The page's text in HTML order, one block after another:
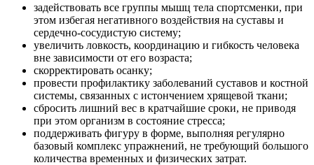
задействовать все группы мышц тела спортсменки, при
этом избегая негативного воздействия на суставы и
сердечно-сосудистую систему;
увеличить ловкость, координацию и гибкость человека
вне зависимости от его возраста;
скорректировать осанку;
провести профилактику заболеваний суставов и костной
системы, связанных с истончением хрящевой ткани;
сбросить лишний вес в кратчайшие сроки, не приводя
при этом организм в состояние стресса;
поддерживать фигуру в форме, выполняя регулярно
базовый комплекс упражнений, не требующий большого
количества временных и физических затрат.